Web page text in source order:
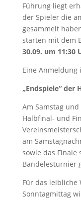
Führung liegt
der Spieler die
gesammelt
starten mit dem
30.09. um 11:30
Eine
„Endspiele“ der
Am Samstag
Halbfinal- und
am
sowie das Finale
Bändelesturnier
Für das leibliche
Sonntagmittag